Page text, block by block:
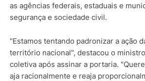
as agências federais, estaduais e
segurança e sociedade civil.
"Estamos tentando padronizar a ação
território nacional", destacou o
coletiva após assinar a portaria.
aja racionalmente e reaja